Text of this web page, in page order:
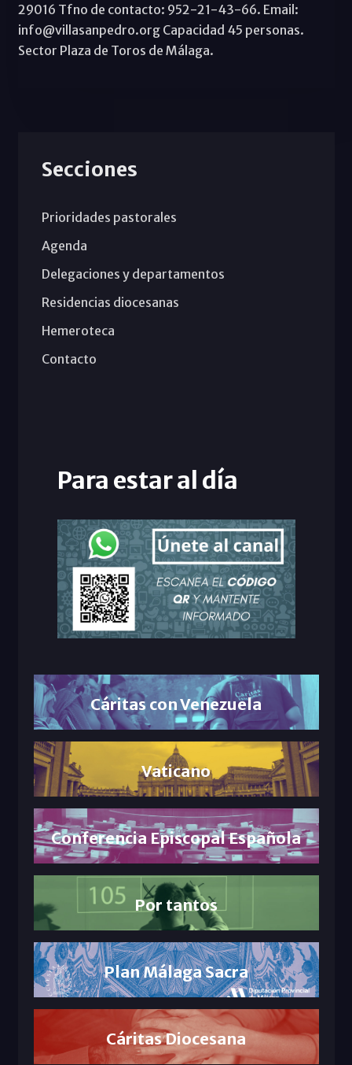
29016 Tfno de contacto: 952-21-43-66. Email:
info@villasanpedro.org Capacidad 45 personas.
Sector Plaza de Toros de Málaga.
Secciones
Prioridades pastorales
Agenda
Delegaciones y departamentos
Residencias diocesanas
Hemeroteca
Contacto
Para estar al día
Cáritas con Venezuela
Vaticano
Conferencia Episcopal Española
Por tantos
Plan Málaga Sacra
Cáritas Diocesana